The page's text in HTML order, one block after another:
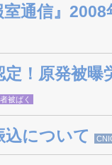
室通信』
！原発被曝
被ばく
込について